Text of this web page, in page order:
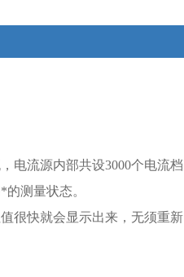
电流源内部共设3000个电流档
测量状态。
很快就会显示出来，无须重新